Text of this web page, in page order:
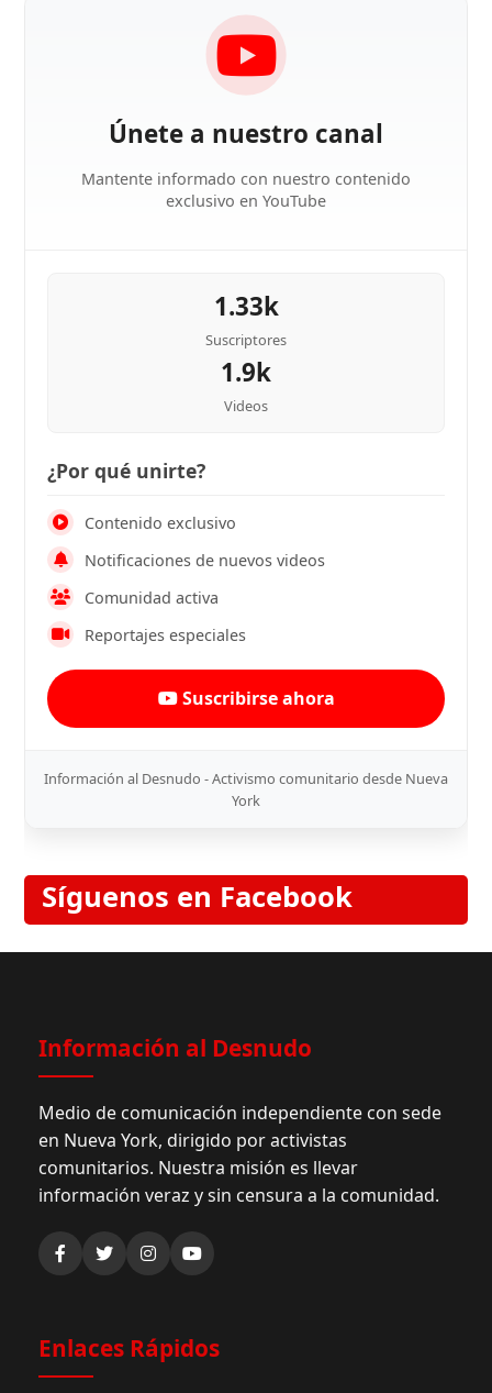
Únete a nuestro canal
Mantente informado con nuestro contenido
exclusivo en YouTube
1.33k
Suscriptores
1.9k
Videos
¿Por qué unirte?
Contenido exclusivo
Notificaciones de nuevos videos
Comunidad activa
Reportajes especiales
Suscribirse ahora
Información al Desnudo - Activismo comunitario desde Nueva
York
Síguenos en Facebook
Información al Desnudo
Medio de comunicación independiente con sede
en Nueva York, dirigido por activistas
comunitarios. Nuestra misión es llevar
información veraz y sin censura a la comunidad.
Enlaces Rápidos